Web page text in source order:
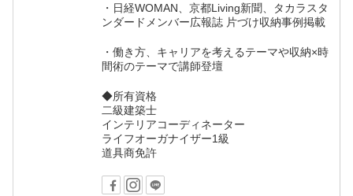
・日経WOMAN、京都Living新聞、タカラスタ
ンダードメンバー広報誌 片づけ収納事例掲載
・働き方、キャリアを考えるテーマや収納×時
間術のテーマで講師登壇
◆所有資格
二級建築士
インテリアコーディネーター
ライフオーガナイザー1級
道具商免許